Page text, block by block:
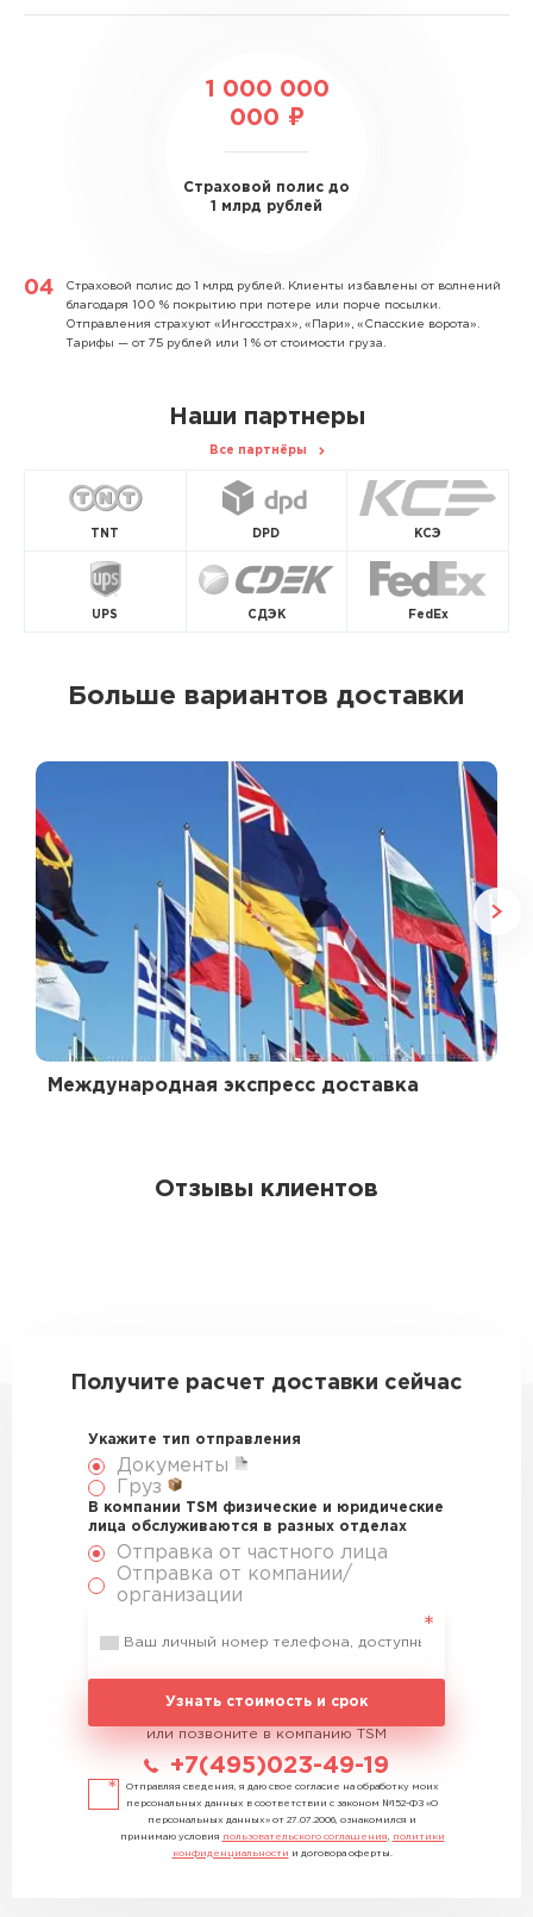
1 000 000
000 ₽
Страховой полис до
1 млрд рублей
Страховой полис до 1 млрд рублей. Клиенты избавлены от волнений
благодаря 100 % покрытию при потере или порче посылки.
Отправления страхуют «Ингосстрах», «Пари», «Спасские ворота».
Тарифы — от 75 рублей или 1 % от стоимости груза.
Наши партнеры
Все партнёры
TNT DPD КСЭ
UPS СДЭК FedEx
Больше вариантов доставки
Международная экспресс доставка
Отзывы клиентов
Получите расчет доставки сейчас
Укажите тип отправления
Документы
Груз
В компании TSM физические и юридические
лица обслуживаются в разных отделах
Отправка от частного лица
Отправка от компании/
организации
Узнать стоимость и срок
или позвоните в компанию TSM
+7(495)023-49-19
Отправляя сведения, я даю свое согласие на обработку моих
персональных данных в соответствии с законом №152-ФЗ «О
персональных данных» от 27.07.2006, ознакомился и
принимаю условия пользовательского соглашения
политики
конфиденциальности и договора оферты.